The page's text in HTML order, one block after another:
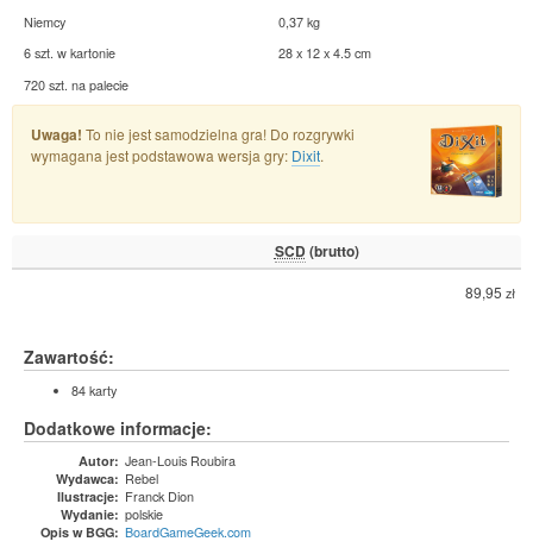
Niemcy
0,37 kg
6 szt. w kartonie
28 x 12 x 4.5 cm
720 szt. na palecie
Uwaga! To nie jest samodzielna gra! Do rozgrywki
wymagana jest podstawowa wersja gry: Dixit.
SCD (brutto)
89,95 zł
Zawartość:
84 karty
Dodatkowe informacje:
Autor: Jean-Louis Roubira
Wydawca: Rebel
Ilustracje: Franck Dion
Wydanie: polskie
Opis w BGG: BoardGameGeek.com